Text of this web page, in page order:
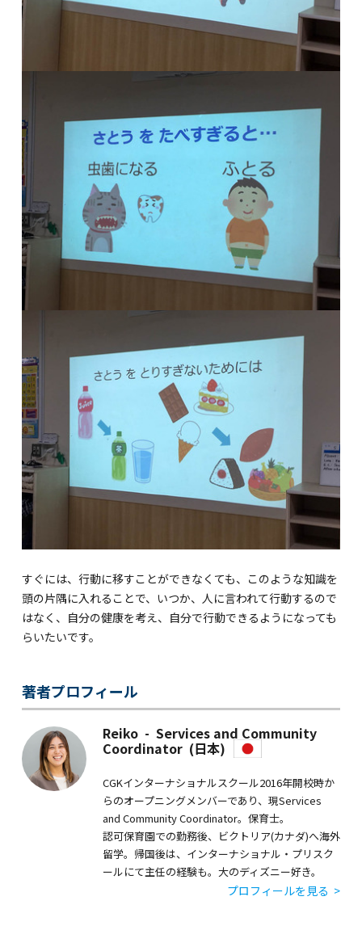
すぐには、行動に移すことができなくても、このような知識を
頭の片隅に入れることで、いつか、人に言われて行動するので
はなく、自分の健康を考え、自分で行動できるようになっても
らいたいです。
著者プロフィール
Reiko - Services and Community
Coordinator (日本)
CGKインターナショナルスクール2016年開校時か
らのオープニングメンバーであり、現Services
and Community Coordinator。保育士。
認可保育園での勤務後、ビクトリア(カナダ)へ海外
留学。帰国後は、インターナショナル・プリスク
ールにて主任の経験も。大のディズニー好き。
プロフィールを見る >